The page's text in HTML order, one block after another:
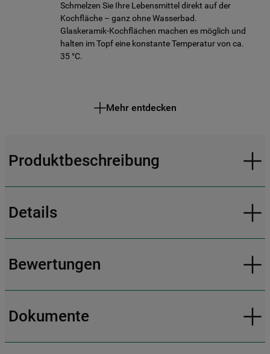
Schmelzen Sie Ihre Lebensmittel direkt auf der
Kochfläche – ganz ohne Wasserbad.
Glaskeramik-Kochflächen machen es möglich und
halten im Topf eine konstante Temperatur von ca.
35 °C.
Mehr entdecken
Produktbeschreibung
Details
Bewertungen
Dokumente